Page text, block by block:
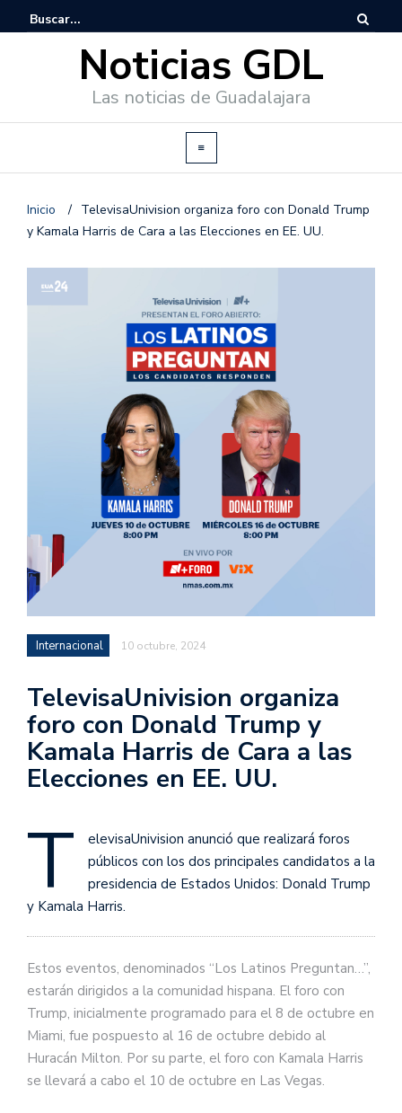
Noticias GDL
Las noticias de Guadalajara
Inicio / TelevisaUnivision organiza foro con Donald Trump
y Kamala Harris de Cara a las Elecciones en EE. UU.
Internacional 10 octubre, 2024
TelevisaUnivision organiza
foro con Donald Trump y
Kamala Harris de Cara a las
Elecciones en EE. UU.
T
elevisaUnivision anunció que realizará foros
públicos con los dos principales candidatos a la
presidencia de Estados Unidos: Donald Trump
y Kamala Harris.
Estos eventos, denominados “Los Latinos Preguntan…”,
estarán dirigidos a la comunidad hispana. El foro con
Trump, inicialmente programado para el 8 de octubre en
Miami, fue pospuesto al 16 de octubre debido al
Huracán Milton. Por su parte, el foro con Kamala Harris
se llevará a cabo el 10 de octubre en Las Vegas.